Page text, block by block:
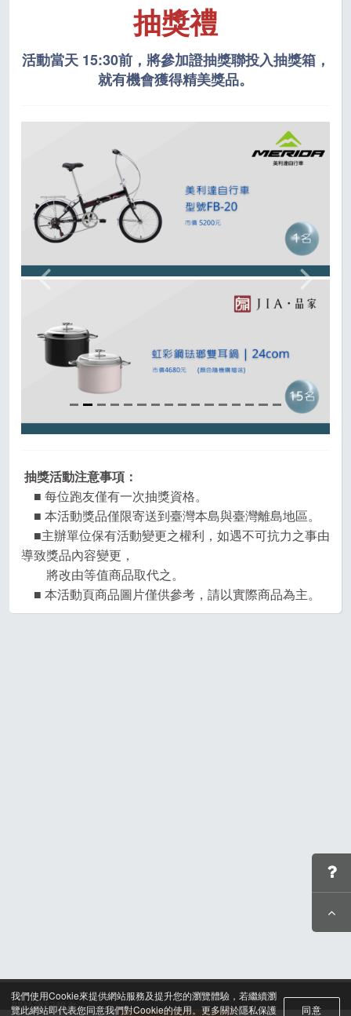
抽獎禮
活動當天 15:30前，將參加證抽獎聯投入抽獎箱，
就有機會獲得精美獎品。
抽獎活動注意事項：
■ 每位跑友僅有一次抽獎資格。
■ 本活動獎品僅限寄送到臺灣本島與臺灣離島地區。
■主辦單位保有活動變更之權利，如遇不可抗力之事由
導致獎品內容變更，
將改由等值商品取代之。
■ 本活動頁商品圖片僅供參考，請以實際商品為主。
我們使用Cookie來提供網站服務及提升您的瀏覽體驗，若繼續瀏
覽此網站即代表您同意我們對Cookie的使用。更多關於隱私保護
同意
關於筆記報名